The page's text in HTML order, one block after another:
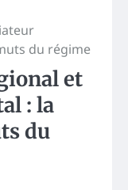
du régime
et
: la
du